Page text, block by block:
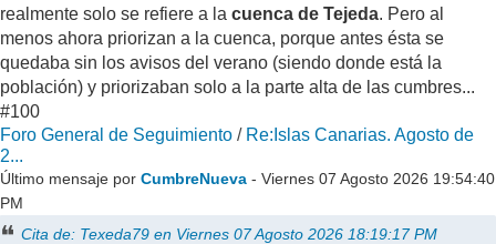
realmente solo se refiere a la cuenca de Tejeda. Pero al
menos ahora priorizan a la cuenca, porque antes ésta se
quedaba sin los avisos del verano (siendo donde está la
población) y priorizaban solo a la parte alta de las cumbres...
#100
Foro General de Seguimiento / Re:Islas Canarias. Agosto de
2...
Último mensaje por CumbreNueva - Viernes 07 Agosto 2026 19:54:40
PM
Cita de: Texeda79 en Viernes 07 Agosto 2026 18:19:17 PM